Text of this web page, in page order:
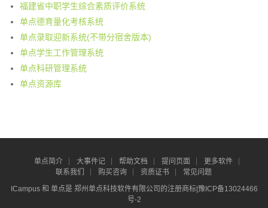
福建省中职学生综合素质评价系统
单点德育量化考核系统
单点录取迎新系统(不带分宿舍版本)
单点学生工作管理系统
单点科研管理系统
单点资源库
单点简介 大事件记 帮助文档 提问页面
更多软件
联系我们
购买咨询 资质证书
常见问题
ICampus 和 单点是 郑州单点科技软件有限公司的注册商标|豫ICP备13024466
号-2